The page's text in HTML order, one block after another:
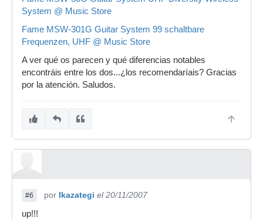
System @ Music Store
Fame MSW-301G Guitar System 99 schaltbare
Frequenzen, UHF @ Music Store
A ver qué os parecen y qué diferencias notables
encontráis entre los dos...¿los recomendaríais? Gracias
por la atención. Saludos.
#6 por Ikazategi el 20/11/2007
up!!!